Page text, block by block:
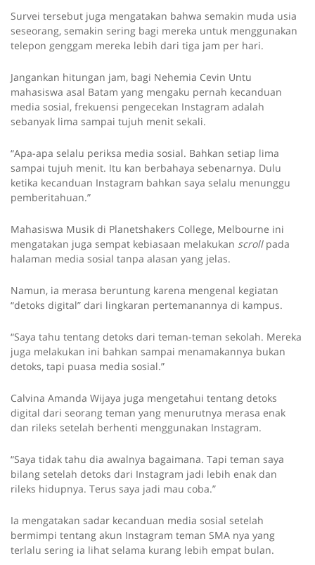
Survei tersebut juga mengatakan bahwa semakin muda usia
seseorang, semakin sering bagi mereka untuk menggunakan
telepon genggam mereka lebih dari tiga jam per hari.
Jangankan hitungan jam, bagi Nehemia Cevin Untu
mahasiswa asal Batam yang mengaku pernah kecanduan
media sosial, frekuensi pengecekan Instagram adalah
sebanyak lima sampai tujuh menit sekali.
“Apa-apa selalu periksa media sosial. Bahkan setiap lima
sampai tujuh menit. Itu kan berbahaya sebenarnya. Dulu
ketika kecanduan Instagram bahkan saya selalu menunggu
pemberitahuan.”
Mahasiswa Musik di Planetshakers College, Melbourne ini
mengatakan juga sempat kebiasaan melakukan scroll pada
halaman media sosial tanpa alasan yang jelas.
Namun, ia merasa beruntung karena mengenal kegiatan
“detoks digital” dari lingkaran pertemanannya di kampus.
“Saya tahu tentang detoks dari teman-teman sekolah. Mereka
juga melakukan ini bahkan sampai menamakannya bukan
detoks, tapi puasa media sosial.”
Calvina Amanda Wijaya juga mengetahui tentang detoks
digital dari seorang teman yang menurutnya merasa enak
dan rileks setelah berhenti menggunakan Instagram.
“Saya tidak tahu dia awalnya bagaimana. Tapi teman saya
bilang setelah detoks dari Instagram jadi lebih enak dan
rileks hidupnya. Terus saya jadi mau coba.”
Ia mengatakan sadar kecanduan media sosial setelah
bermimpi tentang akun Instagram teman SMA nya yang
terlalu sering ia lihat selama kurang lebih empat bulan.